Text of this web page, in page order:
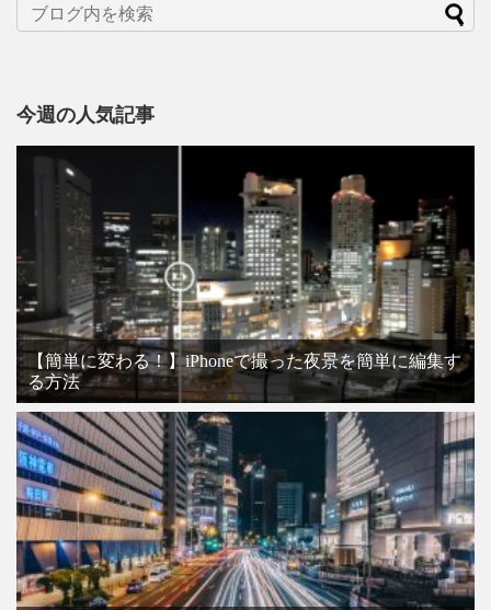
今週の人気記事
【簡単に変わる！】iPhoneで撮った夜景を簡単に編集す
る方法